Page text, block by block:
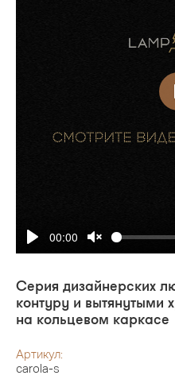
00:00
Серия дизайнерских
контуру и вытянутыми
на кольцевом каркасе
Артикул:
carola-s